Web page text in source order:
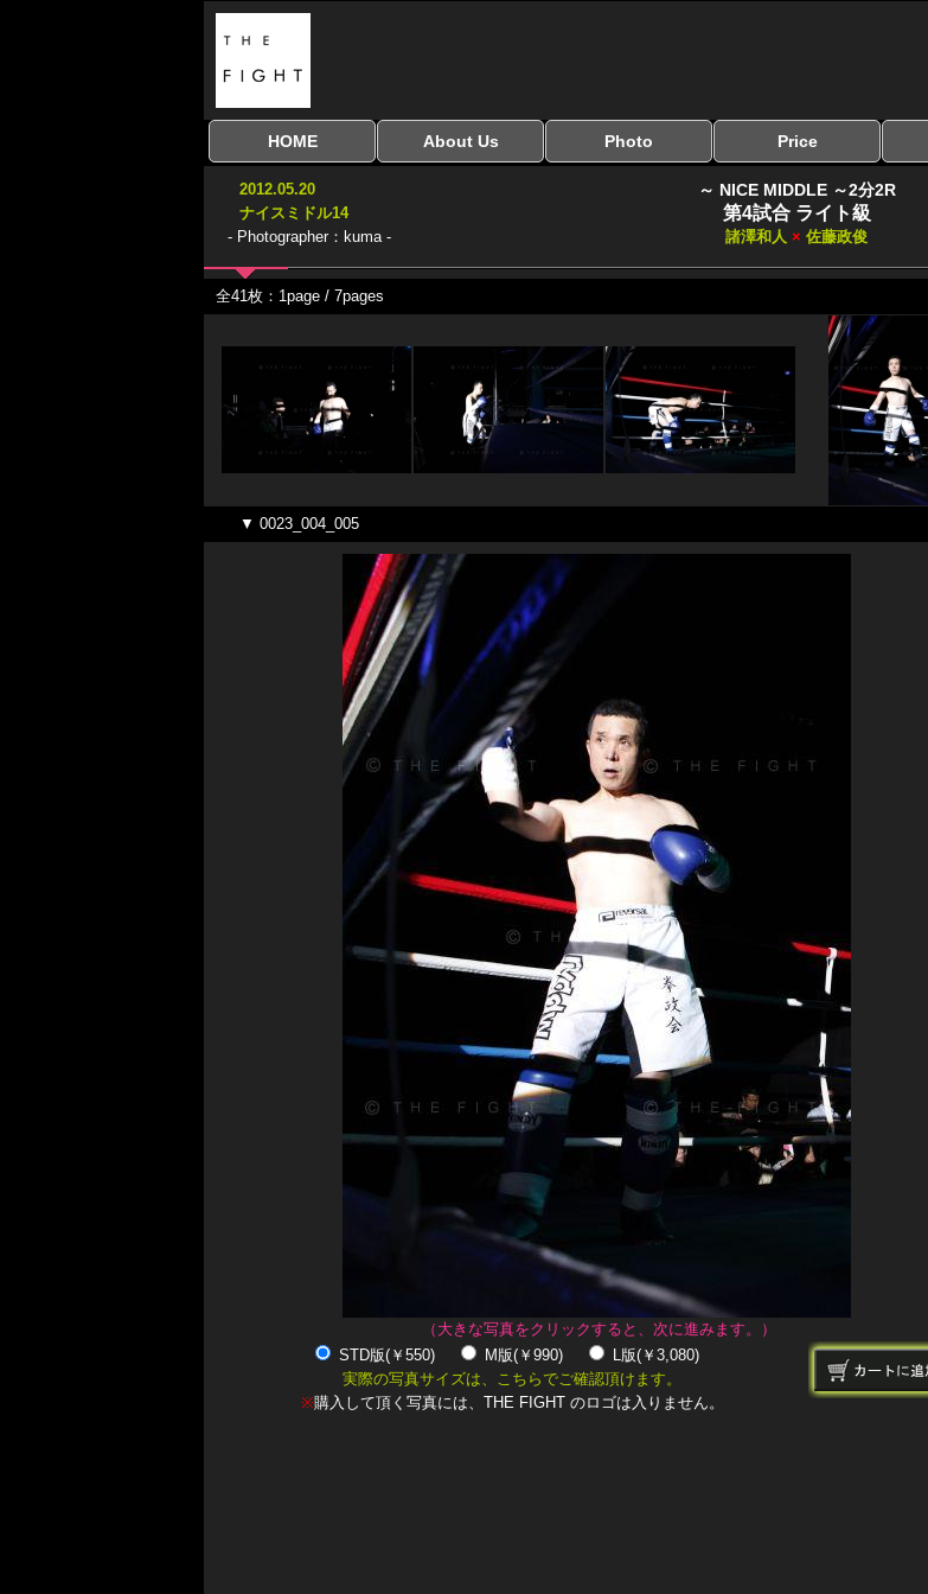
HOME
全興行を表示
ナイスミドル
アマチュアキック
協議会
全日本学生キック
建武館キッズ大会
Bigbang
おやじファイト
About Us Photo Price
料金
お支払い方法
2012.05.20
ナイスミドル14
- Photographer：kuma -
～ NICE MIDDLE ～2分2R
第4試合 ライト級
諸澤和人 × 佐藤政俊
全41枚：1page / 7pages
▼ 0023_004_005
（大きな写真をクリックすると、次に進みます。）
STD版(￥550)
M版(￥990)
L版(￥3,080)
実際の写真サイズは、こちらでご確認頂けます。
※購入して頂く写真には、THE FIGHT のロゴは入りません。